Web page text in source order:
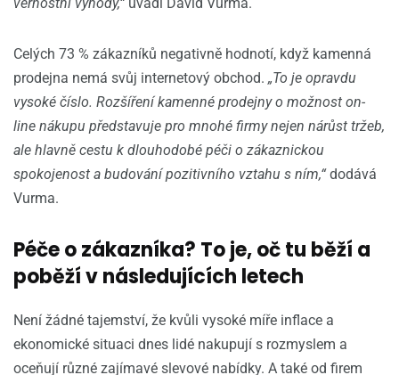
věrnostní výhody,“ uvádí David Vurma.
Celých 73 % zákazníků negativně hodnotí, když kamenná
prodejna nemá svůj internetový obchod. „To je opravdu
vysoké číslo. Rozšíření kamenné prodejny o možnost on-
line nákupu představuje pro mnohé firmy nejen nárůst tržeb,
ale hlavně cestu k dlouhodobé péči o zákaznickou
spokojenost a budování pozitivního vztahu s ním,“dodává
Vurma.
Péče o zákazníka? To je, oč tu běží a
poběží v následujících letech
Není žádné tajemství, že kvůli vysoké míře inflace a
ekonomické situaci dnes lidé nakupují s rozmyslem a
oceňují různé zajímavé slevové nabídky. A také od firem